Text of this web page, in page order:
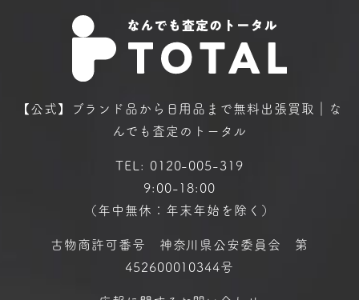
【公式】ブランド品から日用品まで無料出張買取｜な
んでも査定のトータル
TEL: 0120-005-319
9:00-18:00
（年中無休：年末年始を除く）
古物商許可番号 神奈川県公安委員会 第
452600010344号